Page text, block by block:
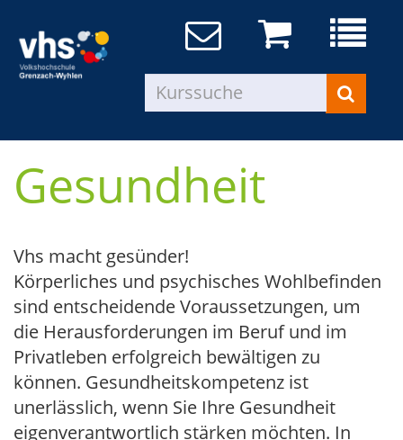
Gesundheit
Vhs macht gesünder!
Körperliches und psychisches Wohlbefinden
sind entscheidende Voraussetzungen, um
die Herausforderungen im Beruf und im
Privatleben erfolgreich bewältigen zu
können. Gesundheitskompetenz ist
unerlässlich, wenn Sie Ihre Gesundheit
eigenverantwortlich stärken möchten. In